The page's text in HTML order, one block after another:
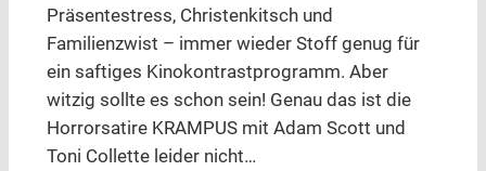
Präsentestress, Christenkitsch und
Familienzwist – immer wieder Stoff genug für
ein saftiges Kinokontrastprogramm. Aber
witzig sollte es schon sein! Genau das ist die
Horrorsatire KRAMPUS mit Adam Scott und
Toni Collette leider nicht…